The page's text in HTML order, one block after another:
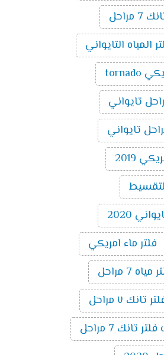
المياه التايواني
فلتر ماء امريكي
7 مراحل
تانك ٧ مراحل
تانك 7 مراحل